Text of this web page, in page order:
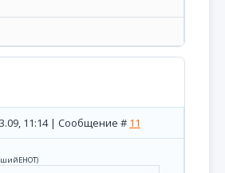
11:14 | Сообщение # 11
)